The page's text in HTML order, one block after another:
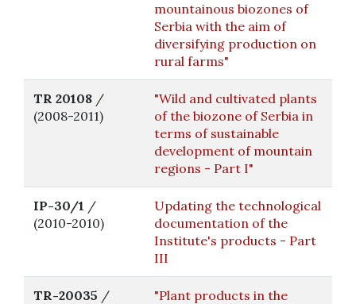
mountainous biozones of
Serbia with the aim of
diversifying production on
rural farms"
TR 20108 /
(2008-2011)
"Wild and cultivated plants
of the biozone of Serbia in
terms of sustainable
development of mountain
regions - Part I"
IP-30/1 /
(2010-2010)
Updating the technological
documentation of the
Institute's products - Part
III
TR-20035 /
"Plant products in the